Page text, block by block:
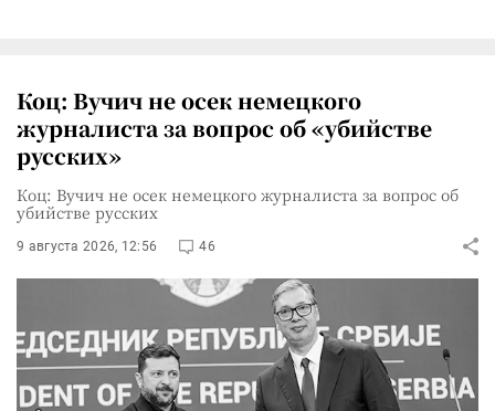
Коц: Вучич не осек немецкого
журналиста за вопрос об «убийстве
русских»
Коц: Вучич не осек немецкого журналиста за вопрос об
убийстве русских
9 августа 2026, 12:56 46